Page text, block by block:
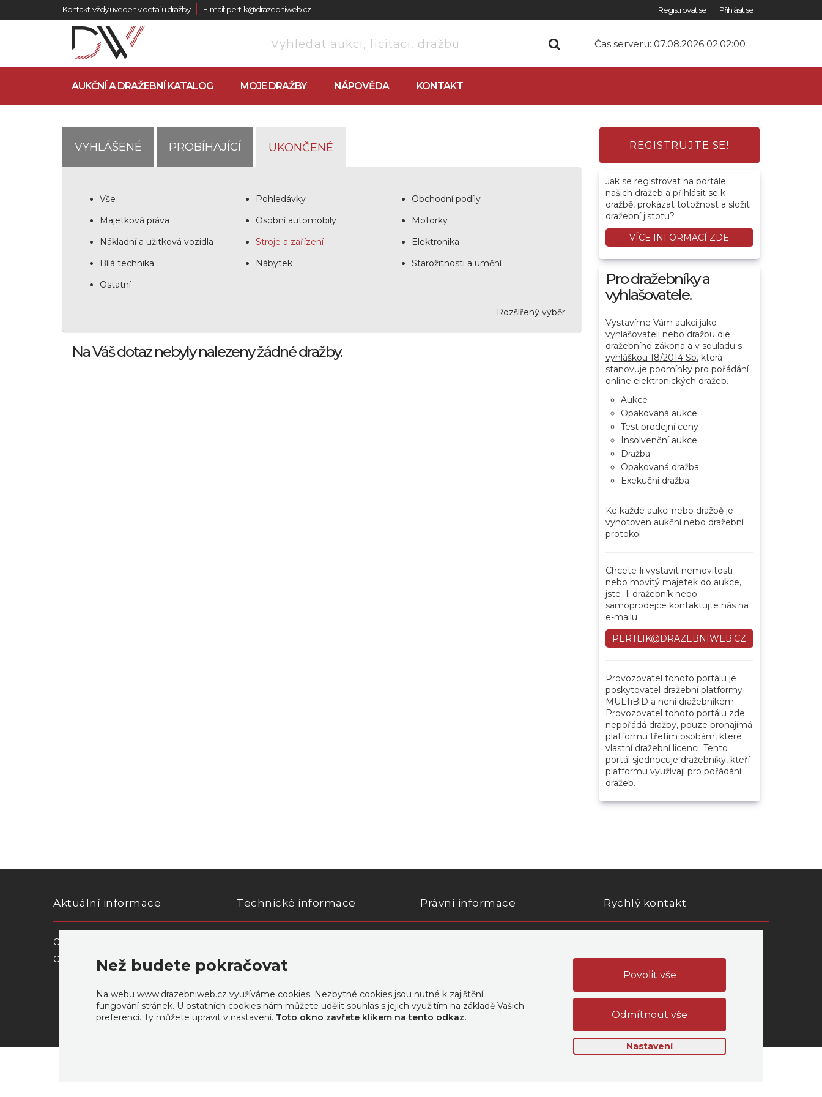
Kontakt: vždy uveden v detailu dražby E-mail: pertlik@drazebniweb.cz Registrovat se Přihlásit se
Čas serveru: 07.08.2026 02:02:00
AUKČNÍ A DRAŽEBNÍ KATALOG MOJE DRAŽBY NÁPOVĚDA KONTAKT
VYHLÁŠENÉ PROBÍHAJÍCÍ UKONČENÉ
Vše Pohledávky
Obchodní podíly
Majetková práva
Osobní automobily
Motorky
Nákladní a užitková vozidla
Stroje a zařízení
Elektronika
Bílá technika
Nábytek
Starožitnosti a umění
Ostatní
Rozšířený výběr
Na Váš dotaz nebyly nalezeny žádné dražby.
REGISTRUJTE SE!
Jak se registrovat na portále
našich dražeb a přihlásit se k
dražbě, prokázat totožnost a složit
dražební jistotu?.
VÍCE INFORMACÍ ZDE
Pro dražebníky a
vyhlašovatele.
Vystavíme Vám aukci jako
vyhlašovateli nebo dražbu dle
dražebního zákona a v souladu s
vyhláškou 18/2014 Sb. která
stanovuje podmínky pro pořádání
online elektronických dražeb.
Aukce
Opakovaná aukce
Test prodejní ceny
Insolvenční aukce
Dražba
Opakovaná dražba
Exekuční dražba
Ke každé aukci nebo dražbě je
vyhotoven aukční nebo dražební
protokol.
Chcete-li vystavit nemovitosti
nebo movitý majetek do aukce,
jste -li dražebník nebo
samoprodejce kontaktujte nás na
e-mailu
PERTLIK@DRAZEBNIWEB.CZ
Provozovatel tohoto portálu je
poskytovatel dražební platformy
MULTiBiD a není dražebníkém.
Provozovatel tohoto portálu zde
nepořádá dražby, pouze pronajímá
platformu třetím osobám, které
vlastní dražební licenci. Tento
portál sjednocuje dražebníky, kteří
platformu využívají pro pořádání
dražeb.
Aktuální informace Technické informace Právní informace Rychlý kontakt
O nás
Obchodní a aukční podmínky
Office:
Opava - Předměstí
IČ: 06285538
Než budete pokračovat
Na webu www.drazebniweb.cz využíváme cookies. Nezbytné cookies jsou nutné k zajištění
fungování stránek. U ostatních cookies nám můžete udělit souhlas s jejich využitím na základě Vašich
preferencí. Ty můžete upravit v nastavení. Toto okno zavřete klikem na tento odkaz.
Nastavení